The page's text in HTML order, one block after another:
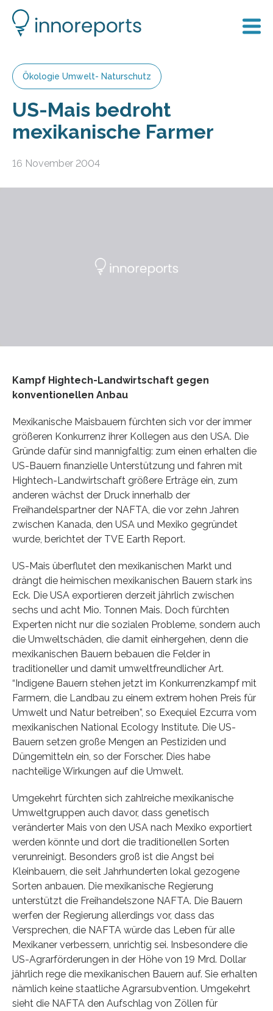
Ökologie Umwelt- Naturschutz
US-Mais bedroht
mexikanische Farmer
16 November 2004
Kampf Hightech-Landwirtschaft gegen
konventionellen Anbau
Mexikanische Maisbauern fürchten sich vor der immer
größeren Konkurrenz ihrer Kollegen aus den USA. Die
Gründe dafür sind mannigfaltig: zum einen erhalten die
US-Bauern finanzielle Unterstützung und fahren mit
Hightech-Landwirtschaft größere Erträge ein, zum
anderen wächst der Druck innerhalb der
Freihandelspartner der NAFTA, die vor zehn Jahren
zwischen Kanada, den USA und Mexiko gegründet
wurde, berichtet der TVE Earth Report.
US-Mais überflutet den mexikanischen Markt und
drängt die heimischen mexikanischen Bauern stark ins
Eck. Die USA exportieren derzeit jährlich zwischen
sechs und acht Mio. Tonnen Mais. Doch fürchten
Experten nicht nur die sozialen Probleme, sondern auch
die Umweltschäden, die damit einhergehen, denn die
mexikanischen Bauern bebauen die Felder in
traditioneller und damit umweltfreundlicher Art.
“Indigene Bauern stehen jetzt im Konkurrenzkampf mit
Farmern, die Landbau zu einem extrem hohen Preis für
Umwelt und Natur betreiben”, so Exequiel Ezcurra vom
mexikanischen National Ecology Institute. Die US-
Bauern setzen große Mengen an Pestiziden und
Düngemitteln ein, so der Forscher. Dies habe
nachteilige Wirkungen auf die Umwelt.
Umgekehrt fürchten sich zahlreiche mexikanische
Umweltgruppen auch davor, dass genetisch
veränderter Mais von den USA nach Mexiko exportiert
werden könnte und dort die traditionellen Sorten
verunreinigt. Besonders groß ist die Angst bei
Kleinbauern, die seit Jahrhunderten lokal gezogene
Sorten anbauen. Die mexikanische Regierung
unterstützt die Freihandelszone NAFTA. Die Bauern
werfen der Regierung allerdings vor, dass das
Versprechen, die NAFTA würde das Leben für alle
Mexikaner verbessern, unrichtig sei. Insbesondere die
US-Agrarförderungen in der Höhe von 19 Mrd. Dollar
jährlich rege die mexikanischen Bauern auf. Sie erhalten
nämlich keine staatliche Agrarsubvention. Umgekehrt
sieht die NAFTA den Aufschlag von Zöllen für